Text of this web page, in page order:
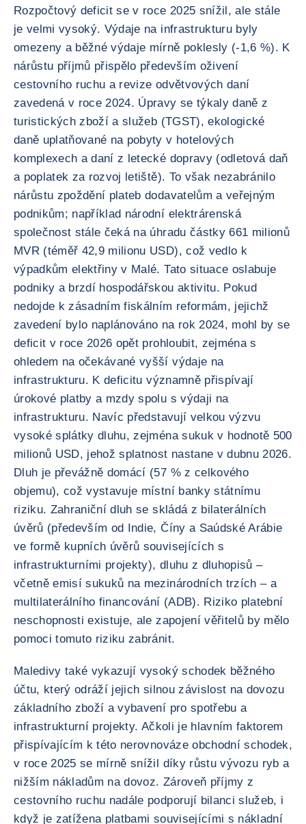
Rozpočtový deficit se v roce 2025 snížil, ale stále
je velmi vysoký. Výdaje na infrastrukturu byly
omezeny a běžné výdaje mírně poklesly (-1,6 %). K
nárůstu příjmů přispělo především oživení
cestovního ruchu a revize odvětvových daní
zavedená v roce 2024. Úpravy se týkaly daně z
turistických zboží a služeb (TGST), ekologické
daně uplatňované na pobyty v hotelových
komplexech a daní z letecké dopravy (odletová daň
a poplatek za rozvoj letiště). To však nezabránilo
nárůstu zpoždění plateb dodavatelům a veřejným
podnikům; například národní elektrárenská
společnost stále čeká na úhradu částky 661 milionů
MVR (téměř 42,9 milionu USD), což vedlo k
výpadkům elektřiny v Malé. Tato situace oslabuje
podniky a brzdí hospodářskou aktivitu. Pokud
nedojde k zásadním fiskálním reformám, jejichž
zavedení bylo naplánováno na rok 2024, mohl by se
deficit v roce 2026 opět prohloubit, zejména s
ohledem na očekávané vyšší výdaje na
infrastrukturu. K deficitu významně přispívají
úrokové platby a mzdy spolu s výdaji na
infrastrukturu. Navíc představují velkou výzvu
vysoké splátky dluhu, zejména sukuk v hodnotě 500
milionů USD, jehož splatnost nastane v dubnu 2026.
Dluh je převážně domácí (57 % z celkového
objemu), což vystavuje místní banky státnímu
riziku. Zahraniční dluh se skládá z bilaterálních
úvěrů (především od Indie, Číny a Saúdské Arábie
ve formě kupních úvěrů souvisejících s
infrastrukturními projekty), dluhu z dluhopisů –
včetně emisí sukuků na mezinárodních trzích – a
multilaterálního financování (ADB). Riziko platební
neschopnosti existuje, ale zapojení věřitelů by mělo
pomoci tomuto riziku zabránit.
Maledivy také vykazují vysoký schodek běžného
účtu, který odráží jejich silnou závislost na dovozu
základního zboží a vybavení pro spotřebu a
infrastrukturní projekty. Ačkoli je hlavním faktorem
přispívajícím k této nerovnováze obchodní schodek,
v roce 2025 se mírně snížil díky růstu vývozu ryb a
nižším nákladům na dovoz. Zároveň příjmy z
cestovního ruchu nadále podporují bilanci služeb, i
když je zatížena platbami souvisejícími s nákladní